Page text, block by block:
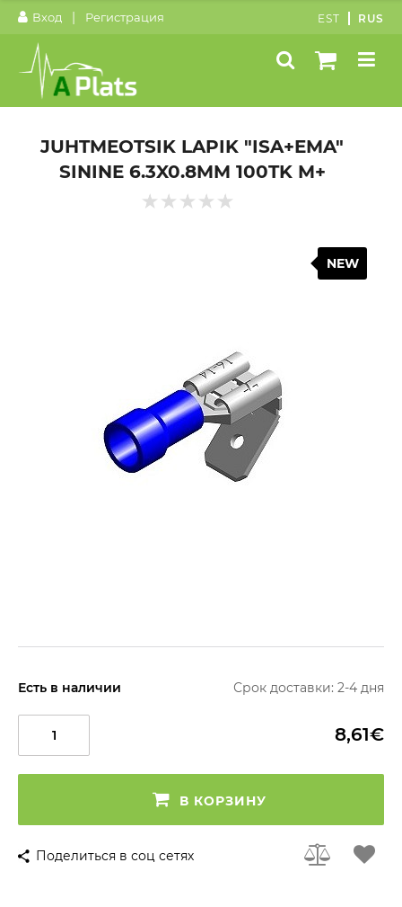
Вход | Регистрация EST RUS
JUHTMEOTSIK LAPIK "ISA+EMA"
SININE 6.3X0.8MM 100TK M+
NEW
Есть в наличии Срок доставки: 2-4 дня
8,61€
В КОРЗИНУ
Поделиться в соц сетях